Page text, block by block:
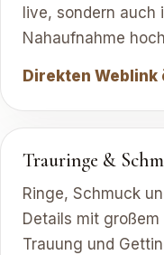
live, sondern auch
Nahaufnahme
Direkten Weblink
Trauringe &
Ringe, Schmuck
Details mit
Trauung und